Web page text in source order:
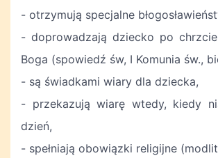
- otrzymują specjalne
- doprowadzają dziecko po
Boga (spowiedź św, I Komunia św.,
- są świadkami wiary dla dziecka,
- przekazują wiarę wtedy, kiedy
dzień,
- spełniają obowiązki religijne